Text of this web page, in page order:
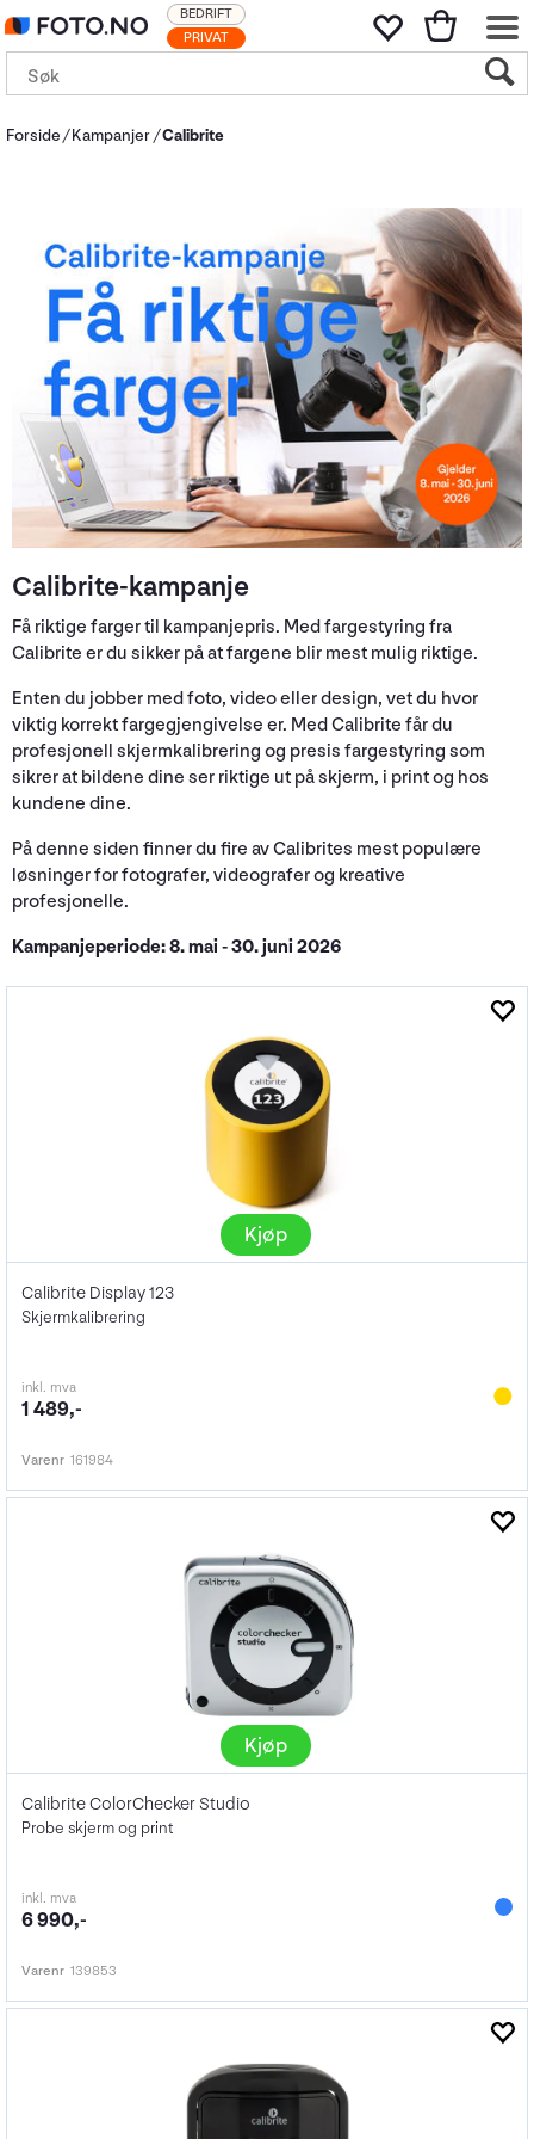
PRIVAT
BEDRIFT
Forside Kampanjer Calibrite
Calibrite-kampanje
Få riktige farger til kampanjepris. Med fargestyring fra
Calibrite er du sikker på at fargene blir mest mulig riktige.
Enten du jobber med foto, video eller design, vet du hvor
viktig korrekt fargegjengivelse er. Med Calibrite får du
profesjonell skjermkalibrering og presis fargestyring som
sikrer at bildene dine ser riktige ut på skjerm, i print og hos
kundene dine.
På denne siden finner du fire av Calibrites mest populære
løsninger for fotografer, videografer og kreative
profesjonelle.
Kampanjeperiode: 8. mai - 30. juni 2026
Kjøp
Calibrite Display 123
Skjermkalibrering
inkl. mva
1 489,-
Varenr 161984
Kjøp
Calibrite ColorChecker Studio
Probe skjerm og print
inkl. mva
6 990,-
Varenr 139853